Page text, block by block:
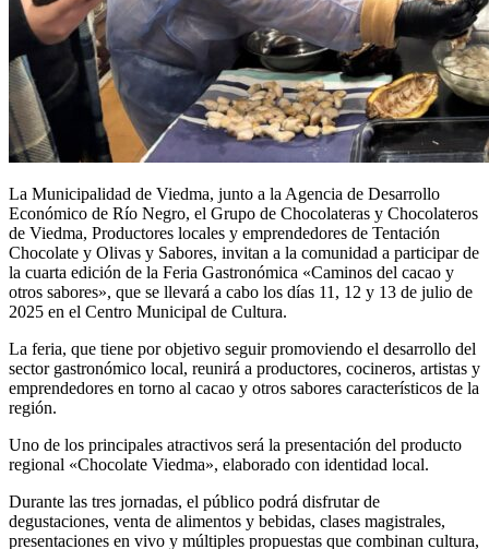
La Municipalidad de Viedma, junto a la Agencia de Desarrollo
Económico de Río Negro, el Grupo de Chocolateras y Chocolateros
de Viedma, Productores locales y emprendedores de Tentación
Chocolate y Olivas y Sabores, invitan a la comunidad a participar de
la cuarta edición de la Feria Gastronómica «Caminos del cacao y
otros sabores», que se llevará a cabo los días 11, 12 y 13 de julio de
2025 en el Centro Municipal de Cultura.
La feria, que tiene por objetivo seguir promoviendo el desarrollo del
sector gastronómico local, reunirá a productores, cocineros, artistas y
emprendedores en torno al cacao y otros sabores característicos de la
región.
Uno de los principales atractivos será la presentación del producto
regional «Chocolate Viedma», elaborado con identidad local.
Durante las tres jornadas, el público podrá disfrutar de
degustaciones, venta de alimentos y bebidas, clases magistrales,
presentaciones en vivo y múltiples propuestas que combinan cultura,